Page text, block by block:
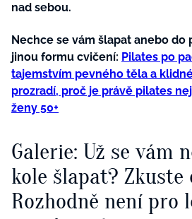
nad sebou.
Nechce se vám šlapat anebo do
jinou formu cvičení: Pilates po
tajemstvím pevného těla a
prozradí, proč je právě pilates
ženy 50+
Galerie: Už se vám
kole šlapat? Zkuste
Rozhodně není pro